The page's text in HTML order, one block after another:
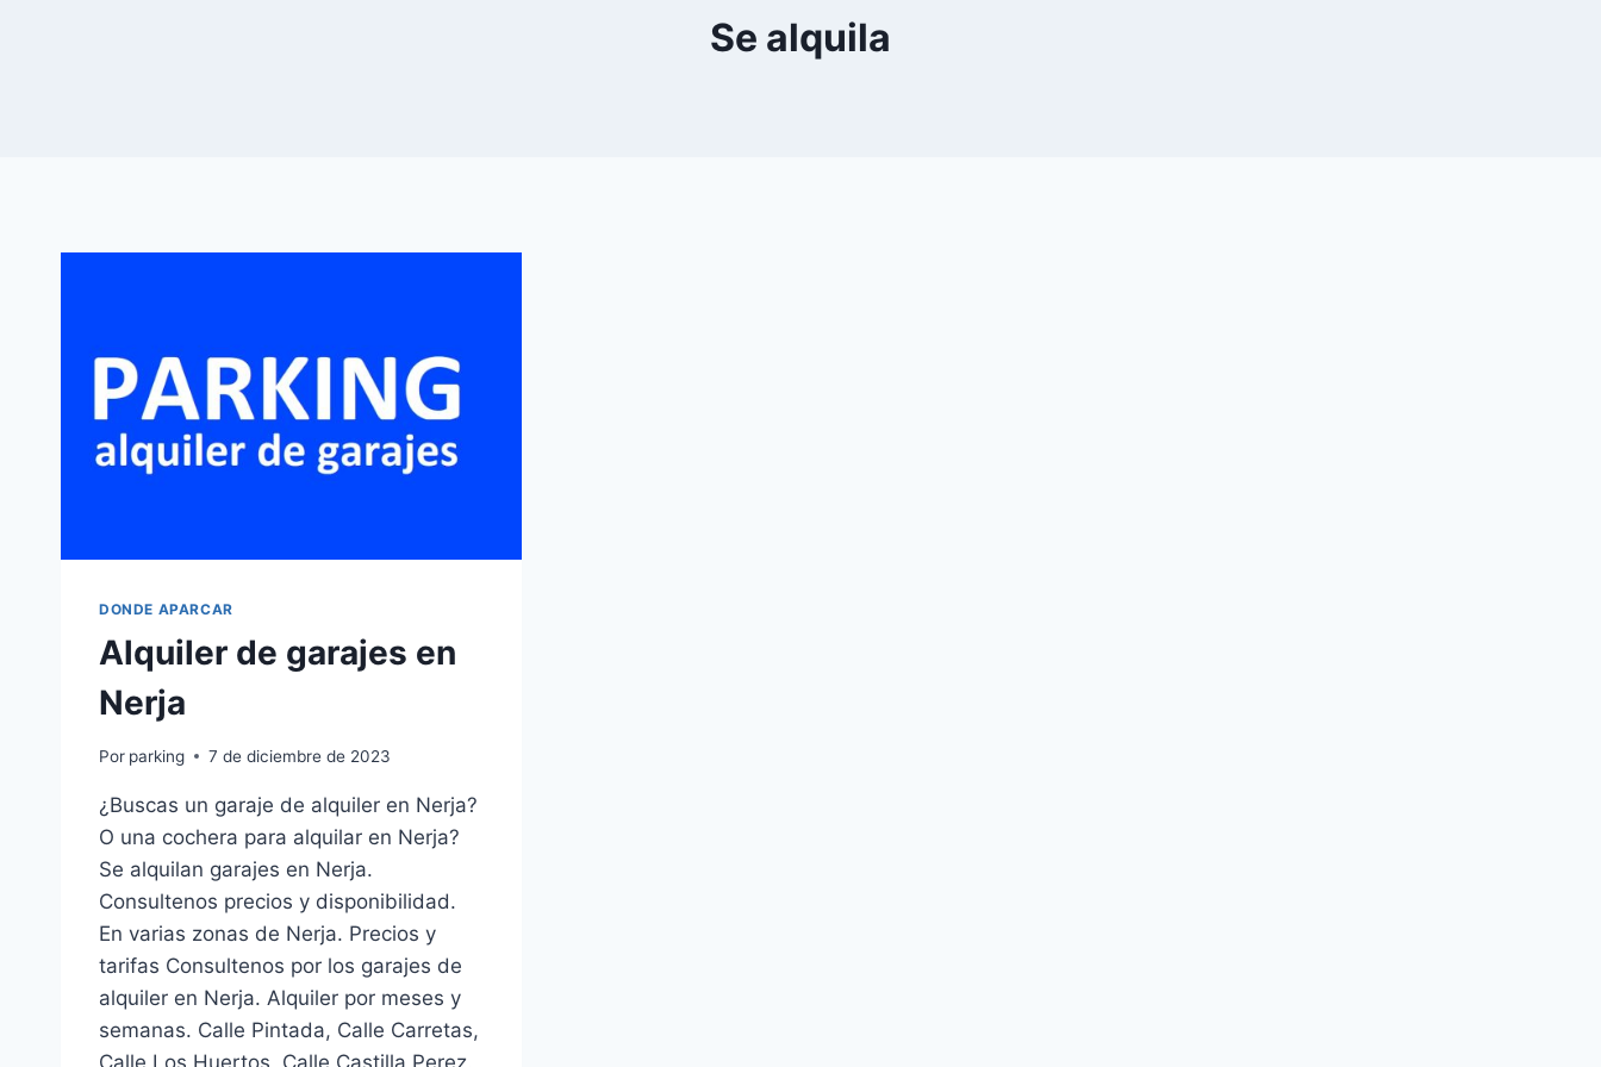
Se alquila
DONDE APARCAR
Alquiler de garajes en
Nerja
Por parking 7 de diciembre de 2023
¿Buscas un garaje de alquiler en Nerja?
O una cochera para alquilar en Nerja?
Se alquilan garajes en Nerja.
Consultenos precios y disponibilidad.
En varias zonas de Nerja. Precios y
tarifas Consultenos por los garajes de
alquiler en Nerja. Alquiler por meses y
semanas. Calle Pintada, Calle Carretas,
Calle Los Huertos, Calle Castilla Perez.